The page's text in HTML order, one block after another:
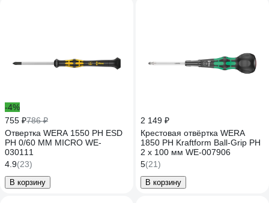
-4%
755 ₽786 ₽
Отвертка WERA 1550 PH ESD
PH 0/60 MM MICRO WE-
030111
4.9(23)
В корзину
2 149 ₽
Крестовая отвёртка WERA
1850 PH Kraftform Ball-Grip PH
2 x 100 мм WE-007906
5(21)
В корзину